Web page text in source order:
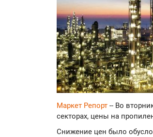
Маркет Репорт -- Во
секторах, цены на
Снижение цен было